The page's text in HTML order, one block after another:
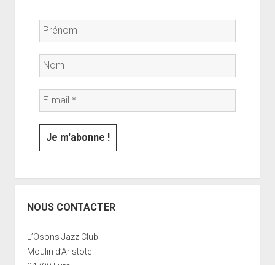
NOUS CONTACTER
L’Osons Jazz Club
Moulin d’Aristote